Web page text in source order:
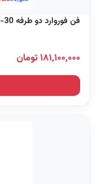
فن فوروارد دو طرفه 30-20 الساموتور
۱۸۱,۱۰۰,۰۰۰ تومان